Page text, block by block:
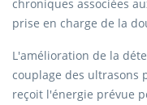
chroniques associées
prise en charge de la
L'amélioration de la
couplage des ultrasons
reçoit l'énergie prévue